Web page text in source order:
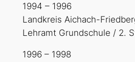
1994 – 1996
Landkreis Aichach-
Lehramt Grundschule / 2.
1996 – 1998